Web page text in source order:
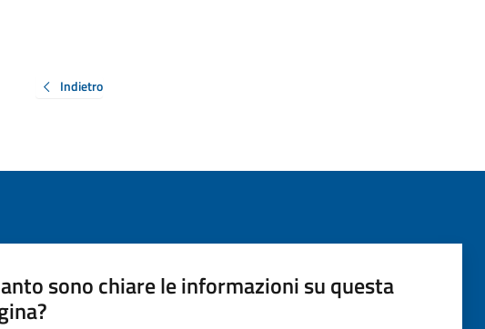
Indietro
sono chiare le informazioni su questa